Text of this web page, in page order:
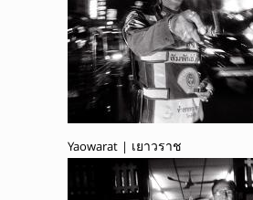
Yaowarat | เยาวราช